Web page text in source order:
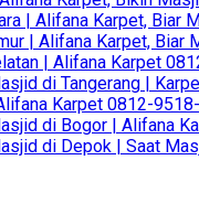
| Alifana Karpet, Biar
| Alifana Karpet, Biar
| Alifana Karpet
di Tangerang |
Karpet 0812-
di Bogor | Alifana
di Depok | Saat